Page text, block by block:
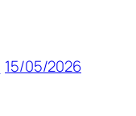
15/05/2026